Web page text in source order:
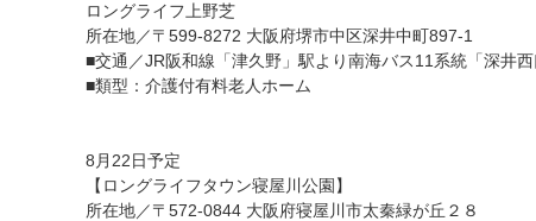
ロングライフ上野芝
所在地／〒599-8272 大阪府堺市中区深井中町897-1
■交通／JR阪和線「津久野」駅より南海バス11系統「深井
■類型：介護付有料老人ホーム
8月22日予定
【ロングライフタウン寝屋川公園】
所在地／〒572-0844 大阪府寝屋川市太秦緑が丘２８